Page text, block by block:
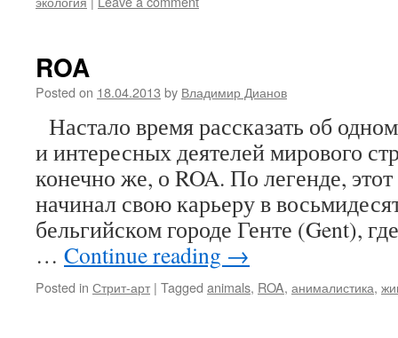
ROA
Posted on 18.04.2013 by Владимир Дианов
Настало время рассказать об
и интересных деятелей мирового
конечно же, о ROA. По легенде,
начинал свою карьеру в
бельгийском городе Генте (Gent),
… Continue reading →
Posted in Стрит-арт | Tagged animals, ROA, анималистика,